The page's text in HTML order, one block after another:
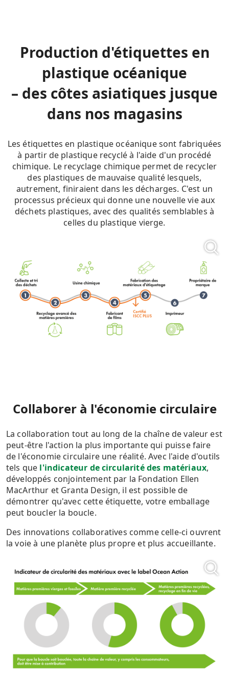
Production d'étiquettes en
plastique océanique
– des côtes asiatiques jusque
dans nos magasins
Les étiquettes en plastique océanique sont fabriquées
à partir de plastique recyclé à l'aide d'un procédé
chimique. Le recyclage chimique permet de recycler
des plastiques de mauvaise qualité lesquels,
autrement, finiraient dans les décharges. C'est un
processus précieux qui donne une nouvelle vie aux
déchets plastiques, avec des qualités semblables à
celles du plastique vierge.
Collaborer à l'économie circulaire
La collaboration tout au long de la chaîne de valeur est
peut-être l'action la plus importante qui puisse faire
de l'économie circulaire une réalité. Avec l'aide d'outils
tels que l'indicateur de circularité des matériaux,
développés conjointement par la Fondation Ellen
MacArthur et Granta Design, il est possible de
démontrer qu'avec cette étiquette, votre emballage
peut boucler la boucle.
Des innovations collaboratives comme celle-ci ouvrent
la voie à une planète plus propre et plus accueillante.